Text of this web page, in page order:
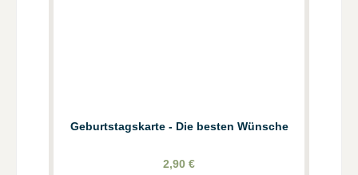
Geburtstagskarte - Die besten Wünsche
2,90 €